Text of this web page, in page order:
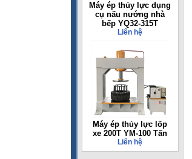
Máy ép thủy lực dụng
cụ nấu nướng nhà
bếp YQ32-315T
Liên hệ
Máy ép thủy lực lốp
xe 200T YM-100 Tấn
Liên hệ